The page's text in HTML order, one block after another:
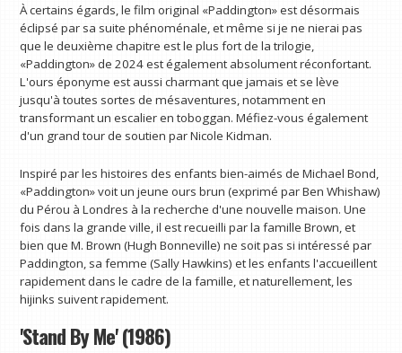
À certains égards, le film original «Paddington» est désormais
éclipsé par sa suite phénoménale, et même si je ne nierai pas
que le deuxième chapitre est le plus fort de la trilogie,
«Paddington» de 2024 est également absolument réconfortant.
L'ours éponyme est aussi charmant que jamais et se lève
jusqu'à toutes sortes de mésaventures, notamment en
transformant un escalier en toboggan. Méfiez-vous également
d'un grand tour de soutien par Nicole Kidman.
Inspiré par les histoires des enfants bien-aimés de Michael Bond,
«Paddington» voit un jeune ours brun (exprimé par Ben Whishaw)
du Pérou à Londres à la recherche d'une nouvelle maison. Une
fois dans la grande ville, il est recueilli par la famille Brown, et
bien que M. Brown (Hugh Bonneville) ne soit pas si intéressé par
Paddington, sa femme (Sally Hawkins) et les enfants l'accueillent
rapidement dans le cadre de la famille, et naturellement, les
hijinks suivent rapidement.
'Stand By Me' (1986)